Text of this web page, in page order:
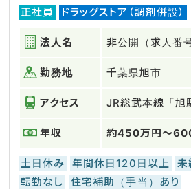
正社員 ドラッグストア（調剤併設）
法人名 非公開（求人番
勤務地 千葉県旭市
アクセス JR総武本線「旭
年収 約450万円～
土日休み 年間休日120日以上
未
転勤なし
住宅補助（手当）あり